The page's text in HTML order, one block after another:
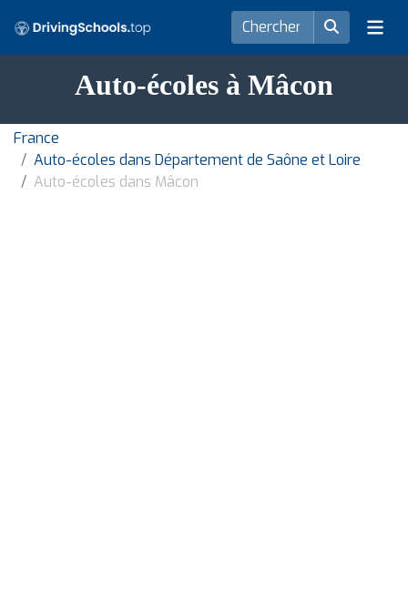
Auto-écoles à Mâcon
France
Auto-écoles dans Département de Saône et Loire
Auto-écoles dans Mâcon